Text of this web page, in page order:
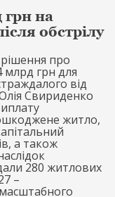
грн на
обстрілу
рішення про
млрд грн для
від
Свириденко
житло,
а також
280 житлових
–